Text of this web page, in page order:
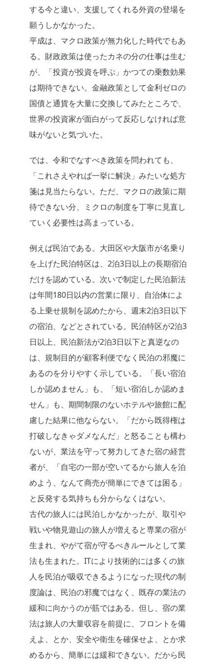
する今と違い、支援してくれる外資の登場を
願うしかなかった。
平成は、マクロ政策が無力化した時代でもあ
る。財政政策は使ったカネの分の仕事は生む
が、「投資が投資を呼ぶ」かつての乗数効果
は期待できない。金融政策として金利ゼロの
国債と通貨を大量に交換してみたところで、
世界の投資家が面白がって反応しなければ意
味がないと気づいた。
では、令和でなすべき政策を問われても、
「これさえやれば一挙に解決」みたいな処方
箋は見当たらない。ただ、マクロの政策に期
待できない分、ミクロの制度を丁寧に見直し
ていく必要性は高まっている。
例えば民泊である。大田区や大阪市が名乗り
を上げた民泊特区は、2泊3日以上の長期宿泊
だけを認めている。次いで制定した民泊新法
は年間180日以内の営業に限り、自治体によ
る上乗せ規制を認めたから、週末2泊3日以下
の宿泊、などとされている。民泊特区が2泊3
日以上、民泊新法が2泊3日以下と真逆なの
は、規制目的が顧客利便でなく民泊の邪魔に
あるのを分りやすく示している。「長い宿泊
しか認めません」も、「短い宿泊しか認めま
せん」も、期間制限のないホテルや旅館に配
慮した結果に他ならない。「だから既得権は
打破しなきゃダメなんだ」と怒ることも構わ
ないが、業法を守って努力してきた宿の経営
者が、「自宅の一部が空いてるから旅人を泊
めよう、なんて商売が簡単にできては困る」
と反発する気持ちも分からなくはない。
古代の旅人には民泊しかなかったが、取引や
戦いや物見遊山の旅人が増えると専業の宿が
生まれ、やがて宿が守るべきルールとして業
法も生まれた。ITにより技術的には多くの旅
人を民泊が吸収できるようになった現代の制
度論は、民泊の邪魔ではなく、既存の業法の
緩和に向かうのが筋ではある。但し、宿の業
法は旅人の大量収容を前提に、フロントを備
えよ、とか、安全や衛生を確保せよ、とか求
めるから、簡単には緩和できない。だから民